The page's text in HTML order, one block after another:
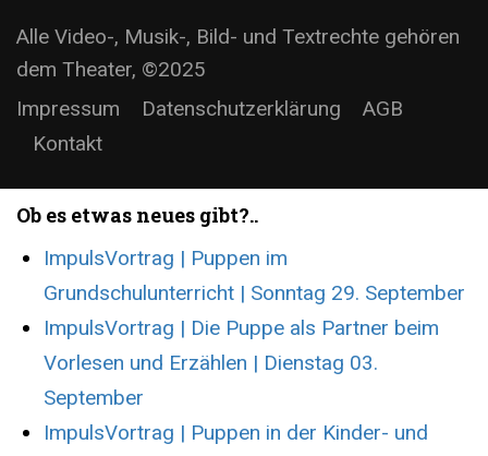
Alle Video-, Musik-, Bild- und Textrechte gehören
dem Theater, ©2025
Impressum
Datenschutzerklärung
AGB
Kontakt
Ob es etwas neues gibt?..
ImpulsVortrag | Puppen im
Grundschulunterricht | Sonntag 29. September
ImpulsVortrag | Die Puppe als Partner beim
Vorlesen und Erzählen | Dienstag 03.
September
ImpulsVortrag | Puppen in der Kinder- und